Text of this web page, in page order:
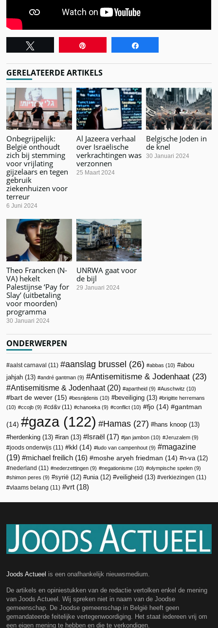
GERELATEERDE ARTIKELS
Onbegrijpelijk:
België onthoudt
zich bij stemming
voor vrijlating
gijzelaars en tegen
gebruik
ziekenhuizen voor
terreur
6 Juni 2024
Al Jazeera verhaal
over Israëlische
verkrachtingen was
verzonnen
25 Maart 2024
Belgische Joden in
de knel
30 Januari 2024
Theo Francken (N-
VA) hekelt
Palestijnse ‘Pay for
Slay’ (uitbetaling
voor moorden)
programma
30 Januari 2024
UNRWA gaat voor
de bijl
29 Januari 2024
ONDERWERPEN
aalst carnaval (11) aanslag brussel (26) abbas (10)
abou
jahjah (13) andré gantman (9) Antisemitisme & Jodenhaat (23)
Antisemitisme & Jodenhaat(20) apartheid (9) Auschwitz (10)
bart de wever (15) besnijdenis (10) beveiliging (13)
brigitte herremans
(10)
ccojb (9) cd&v (11) chanoeka (9) conflict (10) fjo (14) gantman
(14) gaza(122) Hamas (27) hans knoop (13)
herdenking (13) iran (13) Israël (17) jan jambon (10) Jeruzalem (9)
joods onderwijs (11) kkl (14) ludo van campenhout (9)
magazine
(19)
michael freilich (16) moshe aryeh friedman (14) n-va (12)
nederland (11) nederzettingen (9) negationisme (10) olympische spelen (9)
shimon peres (9) syrië (12) unia (12) veiligheid (13) verkiezingen (11)
vlaams belang (11) vrt (18)
Joods Actueel is een onafhankelijk nieuwsmedium.
De artikels en opiniestukken van de redactie vertolken enkel de mening
van Joods Actueel. Wij spreken niet in naam van de Joodse
gemeenschap. De Joodse gemeenschap in België heeft geen
gemandateerde feitelijke vertegenwoordiging. Het staat iedereen vrij om
een eigen mening te hebben en die te verkondigen.